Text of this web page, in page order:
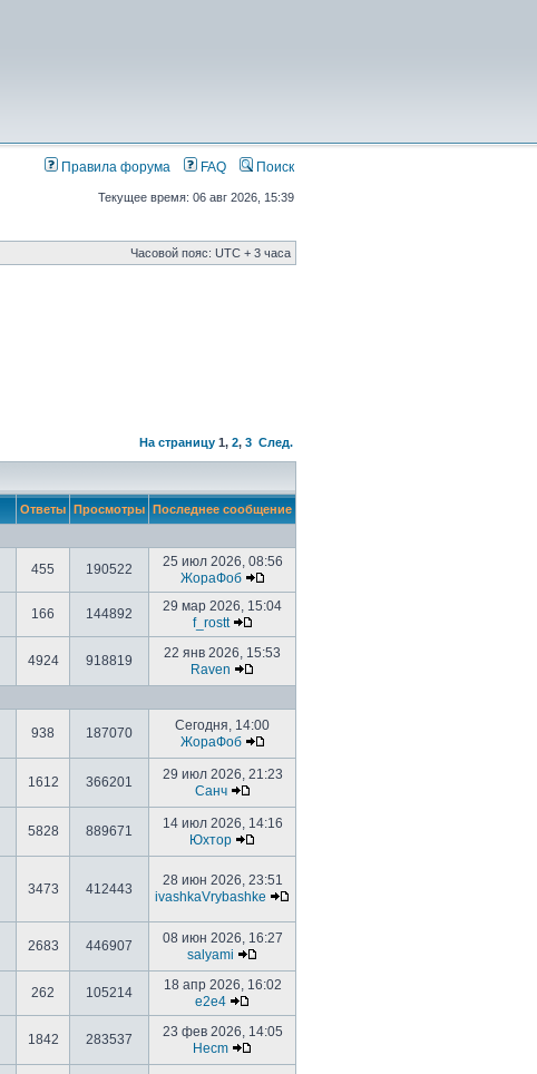
Правила форума FAQ Поиск
Текущее время: 06 авг 2026, 15:39
Часовой пояс: UTC + 3 часа
На страницу 1,2,3 След.
Ответы Просмотры Последнее сообщение
455 190522
25 июл 2026, 08:56
ЖораФоб
166 144892
29 мар 2026, 15:04
f_rostt
4924 918819
22 янв 2026, 15:53
Raven
938 187070
Сегодня, 14:00
ЖораФоб
1612 366201
29 июл 2026, 21:23
Санч
5828 889671
14 июл 2026, 14:16
Юхтор
3473 412443
28 июн 2026, 23:51
ivashkaVrybashke
2683 446907
08 июн 2026, 16:27
salyami
262 105214
18 апр 2026, 16:02
e2e4
1842 283537
23 фев 2026, 14:05
Hecm